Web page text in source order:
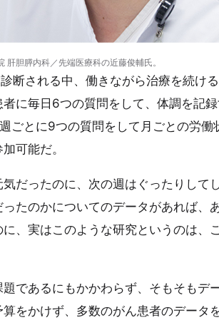
胆膵内科／先端医療科の近藤俊輔氏。
断される中、働きながら治療を続け
に毎日6つの質問をして、体調を記
ごとに9つの質問をして月ごとの労働
可能だ。
気だったのに、次の週はぐったりして
たのかについてのデータがあれば、
、実はこのような研究というのは、
であるにもかかわらず、そもそもデ
をかけず、多数のがん患者のデータ